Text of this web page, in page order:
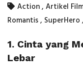
Action, Artikel
Romantis, SuperHero ,
1. Cinta yang
Lebar